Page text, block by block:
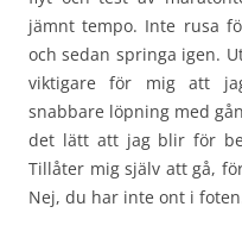
jämnt tempo. Inte rusa
och sedan springa igen.
viktigare för mig att
snabbare löpning med
det lätt att jag blir för
Tillåter mig själv att gå,
Nej, du har inte ont i